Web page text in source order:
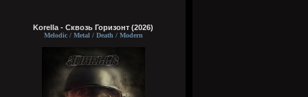
Korella - Сквозь Горизонт (2026)
Melodic / Metal / Death / Modern